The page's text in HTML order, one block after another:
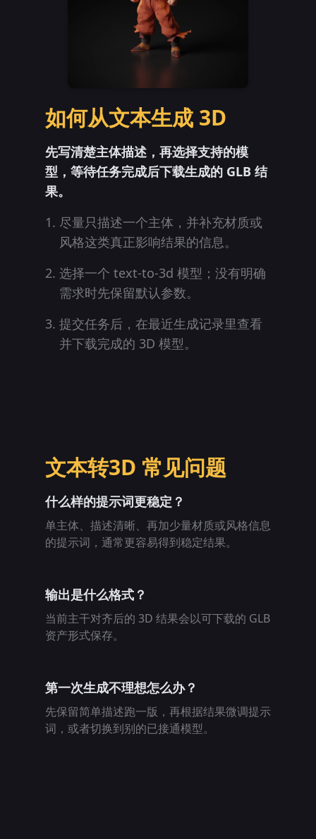
如何从文本生成 3D
先写清楚主体描述，再选择支持的模
型，等待任务完成后下载生成的 GLB 结
果。
尽量只描述一个主体，并补充材质或
风格这类真正影响结果的信息。
选择一个 text-to-3d 模型；没有明确
需求时先保留默认参数。
提交任务后，在最近生成记录里查看
并下载完成的 3D 模型。
文本转3D 常见问题
什么样的提示词更稳定？
单主体、描述清晰、再加少量材质或风格信息
的提示词，通常更容易得到稳定结果。
输出是什么格式？
当前主干对齐后的 3D 结果会以可下载的 GLB
资产形式保存。
第一次生成不理想怎么办？
先保留简单描述跑一版，再根据结果微调提示
词，或者切换到别的已接通模型。